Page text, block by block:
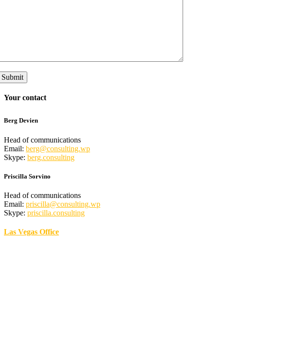
Submit
Your contact
Berg Devien
Head of communications
Email: berg@consulting.wp
Skype: berg.consulting
Priscilla Sorvino
Head of communications
Email: priscilla@consulting.wp
Skype: priscilla.consulting
Las Vegas Office